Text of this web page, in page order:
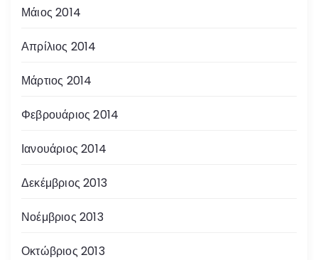
Μάιος 2014
Απρίλιος 2014
Μάρτιος 2014
Φεβρουάριος 2014
Ιανουάριος 2014
Δεκέμβριος 2013
Νοέμβριος 2013
Οκτώβριος 2013